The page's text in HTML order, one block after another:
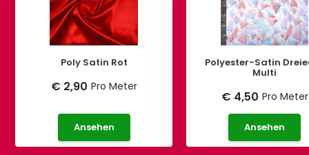
Poly Satin Rot
€ 2,90 Pro Meter
Ansehen
Polyester-Satin
Multi
€ 4,50 Pro Meter
Ansehen